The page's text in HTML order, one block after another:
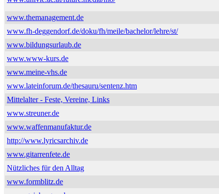
www.themanagement.de
www.fh-deggendorf.de/doku/fh/meile/bachelor/lehre/st/
www.bildungsurlaub.de
www.www-kurs.de
www.meine-vhs.de
www.lateinforum.de/thesauru/sentenz.htm
Mittelalter - Feste, Vereine, Links
www.streuner.de
www.waffenmanufaktur.de
http://www.lyricsarchiv.de
www.gitarrenfete.de
Nützliches für den Alltag
www.formblitz.de